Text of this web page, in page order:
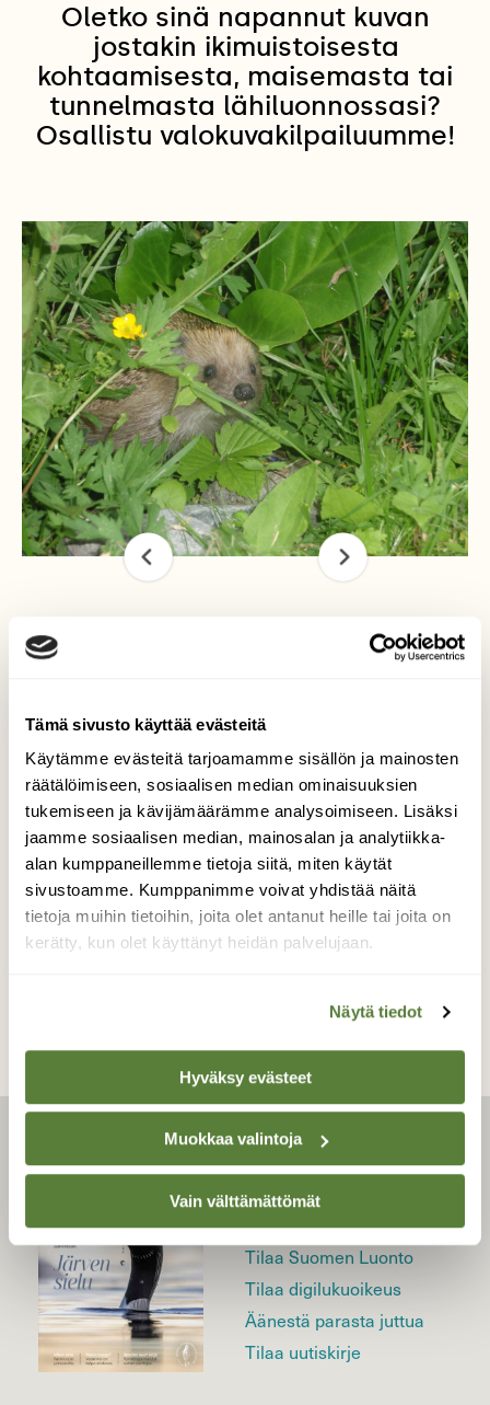
Tämä sivusto käyttää evästeitä
Käytämme evästeitä tarjoamamme sisällön ja mainosten
räätälöimiseen, sosiaalisen median ominaisuuksien
tukemiseen ja kävijämäärämme analysoimiseen. Lisäksi
jaamme sosiaalisen median, mainosalan ja analytiikka-
alan kumppaneillemme tietoja siitä, miten käytät
sivustoamme. Kumppanimme voivat yhdistää näitä
tietoja muihin tietoihin, joita olet antanut heille tai joita on
kerätty, kun olet käyttänyt heidän palvelujaan.
Näytä tiedot
Hyväksy evästeet
Muokkaa valintoja
Vain välttämättömät
Oletko sinä napannut kuvan
jostakin ikimuistoisesta
kohtaamisesta, maisemasta tai
tunnelmasta lähiluonnossasi?
Osallistu valokuvakilpailuumme!
ihmettelijä
Takavuosina otettu kuva, kun siili oli tuttu
näky pihalla, nykyään valitettavasti
harvinaisempi!
Kuvaaja: Maarit Kauppinen
Kilpailun etusivulle
LEHTI
Uusin lehti
Tilaa Suomen Luonto
Tilaa digilukuoikeus
Äänestä parasta juttua
Tilaa uutiskirje